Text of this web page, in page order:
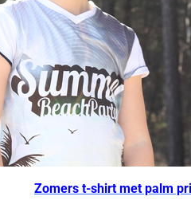
Zomers t-shirt met palm